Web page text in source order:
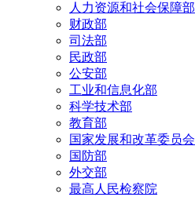
人力资源和社会保障部
财政部
司法部
民政部
公安部
工业和信息化部
科学技术部
教育部
国家发展和改革委员会
国防部
外交部
最高人民检察院